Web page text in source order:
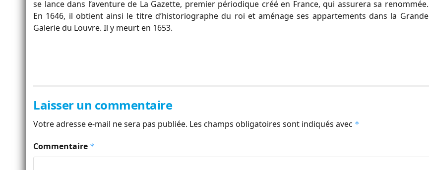
se lance dans l’aventure de La Gazette, premier périodique créé en France, qui assurera sa renommée.
En 1646, il obtient ainsi le titre d’historiographe du roi et aménage ses appartements dans la Grande
Galerie du Louvre. Il y meurt en 1653.
Laisser un commentaire
Votre adresse e-mail ne sera pas publiée. Les champs obligatoires sont indiqués avec *
Commentaire *